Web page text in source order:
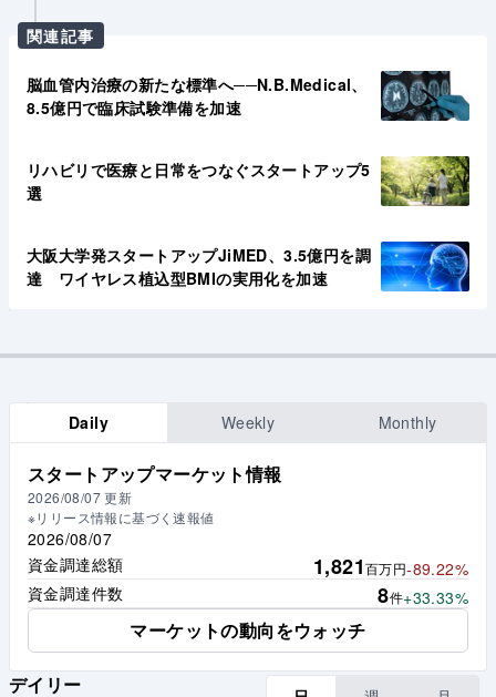
関連記事
脳血管内治療の新たな標準へ──N.B.Medical、
8.5億円で臨床試験準備を加速
リハビリで医療と日常をつなぐスタートアップ5
選
大阪大学発スタートアップJiMED、3.5億円を調
達 ワイヤレス植込型BMIの実用化を加速
Daily Weekly Monthly
スタートアップマーケット情報
2026/08/07 更新
※リリース情報に基づく速報値
2026/08/07
資金調達総額
1,821百万円-89.22%
資金調達件数
8件+33.33%
マーケットの動向をウォッチ
デイリー